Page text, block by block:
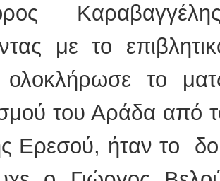
με το
το
του Αράδα από
Ερεσού, ήταν το